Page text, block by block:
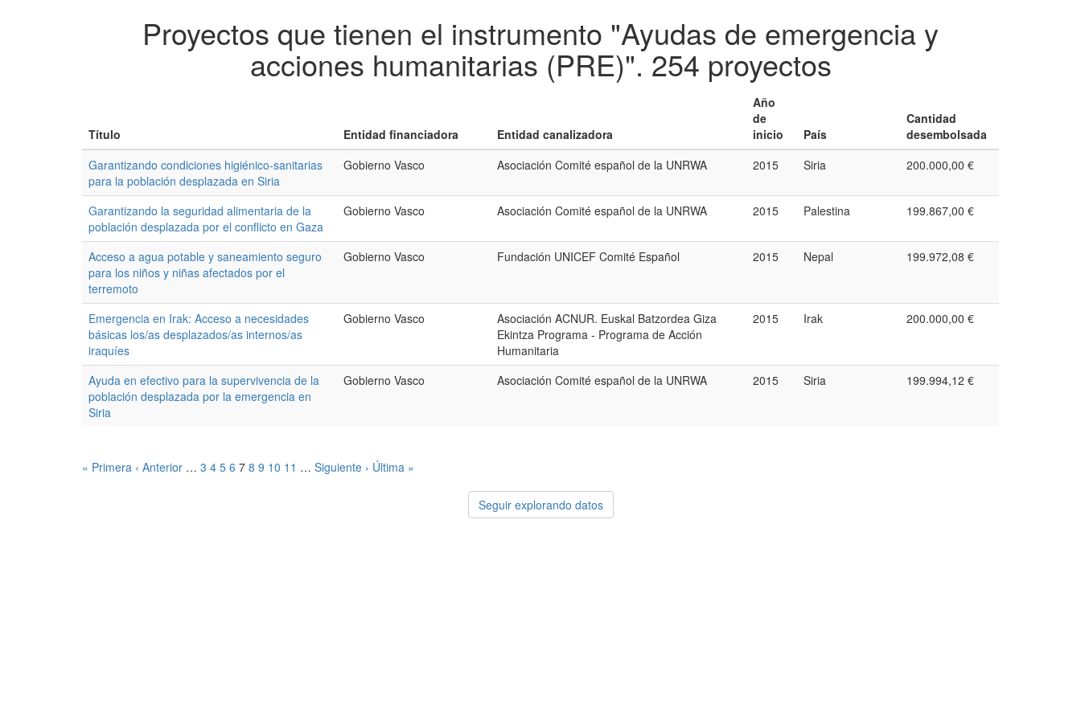
Proyectos que tienen el instrumento "Ayudas de emergencia y
acciones humanitarias (PRE)".254 proyectos
Título Entidad financiadora Entidad canalizadora
Año
de
inicio
País
Cantidad
desembolsada
Garantizando condiciones higiénico-sanitarias
para la población desplazada en Siria
Gobierno Vasco Asociación Comité español de la UNRWA 2015 Siria 200.000,00 €
Garantizando la seguridad alimentaria de la
población desplazada por el conflicto en Gaza
Gobierno Vasco Asociación Comité español de la UNRWA 2015 Palestina 199.867,00 €
Acceso a agua potable y saneamiento seguro
para los niños y niñas afectados por el
terremoto
Gobierno Vasco Fundación UNICEF Comité Español 2015 Nepal 199.972,08 €
Emergencia en Irak: Acceso a necesidades
básicas los/as desplazados/as internos/as
iraquíes
Gobierno Vasco
Asociación ACNUR. Euskal Batzordea Giza
Ekintza Programa - Programa de Acción
Humanitaria
2015 Irak 200.000,00 €
Ayuda en efectivo para la supervivencia de la
población desplazada por la emergencia en
Siria
Gobierno Vasco Asociación Comité español de la UNRWA 2015 Siria 199.994,12 €
« Primera ‹ Anterior … 3 4 5 6 7 8 9 10 11 … Siguiente › Última »
Seguir explorando datos